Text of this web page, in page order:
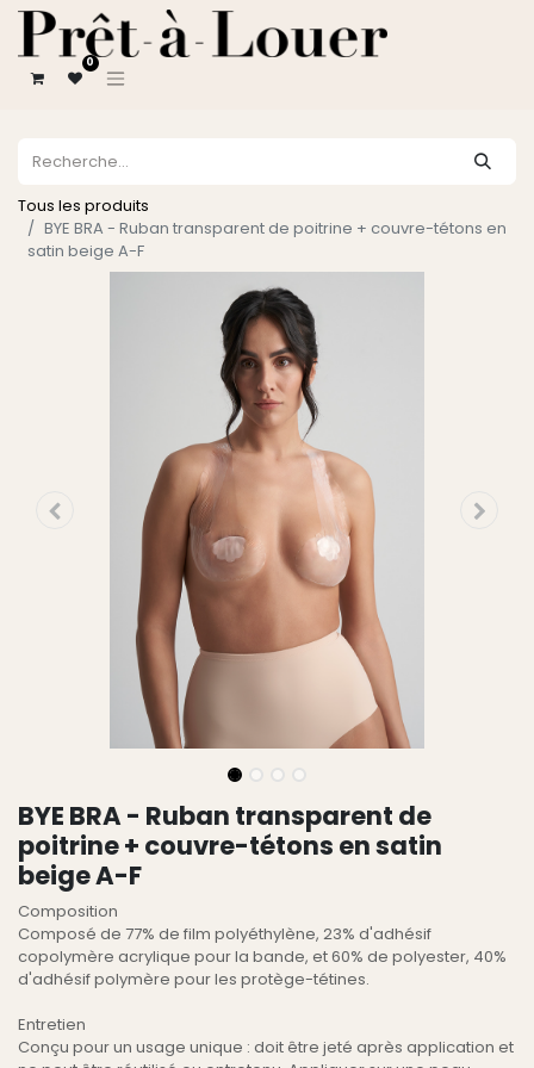
0
Tous les produits
BYE BRA - Ruban transparent de poitrine + couvre-tétons en
satin beige A-F
BYE BRA - Ruban transparent de
poitrine + couvre-tétons en satin
beige A-F
Composition
Composé de 77% de film polyéthylène, 23% d'adhésif
copolymère acrylique pour la bande, et 60% de polyester, 40%
d'adhésif polymère pour les protège-tétines.
Entretien
Conçu pour un usage unique : doit être jeté après application et